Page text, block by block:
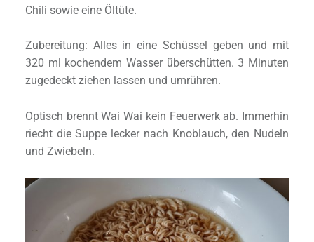
Chili sowie eine Öltüte.
Zubereitung: Alles in eine Schüssel geben und mit
320 ml kochendem Wasser überschütten. 3 Minuten
zugedeckt ziehen lassen und umrühren.
Optisch brennt Wai Wai kein Feuerwerk ab. Immerhin
riecht die Suppe lecker nach Knoblauch, den Nudeln
und Zwiebeln.